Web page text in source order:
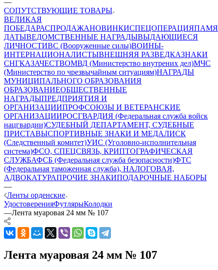
—
СОПУТСТВУЮЩИЕ ТОВАРЫ
ВЕЛИКАЯ
ПОБЕДАРАСПРОДАЖАНОВИНКИСПЕЦОПЕРАЦИЯ
ДАТЫВЕДОМСТВЕННЫЕ НАГРАДЫВЫДАЮЩИЕСЯ
ЛИЧНОСТИВС (Вооруженные силы)ВОИНЫ-
ИНТЕРНАЦИОНАЛИСТЫВНЕШНЯЯ РАЗВЕДКАЗНАКИ
СНГКАЗАЧЕСТВОМВД (Министерство внутрених дел)МЧС
(Министерство по чрезвычайным ситуациям)НАГРАДЫ
МУНИЦИПАЛЬНОГО ОБРАЗОВАНИЯ
ОБРАЗОВАНИЕОБЩЕСТВЕННЫЕ
НАГРАДЫПРЕДПРИЯТИЯ И
ОРГАНИЗАЦИИПРОФСОЮЗЫ И ВЕТЕРАНСКИЕ
ОРГАНИЗАЦИИРОСГВАРДИЯ (Федеральная служба войск
нацгвардии)СУДЕБНЫЙ ДЕПАРТАМЕНТ, СУДЕБНЫЕ
ПРИСТАВЫСПОРТИВНЫЕ ЗНАКИ И МЕДАЛИСК
(Следственный комитет)УИС (Уголовно-исполнительная
система)ФСО, СПЕЦСВЯЗЬ, КРИПТОГРАФИЧЕСКАЯ
СЛУЖБАФСБ (Федеральная служба безопасности)ФТС
(Федеральная таможенная служба), НАЛОГОВАЯ,
АДВОКАТУРАПРОЧИЕ ЗНАКИПОДАРОЧНЫЕ НАБОРЫ
—
Ленты орденские
УдостоверенияФутлярыКолодки
—Лента муаровая 24 мм № 107
Лента муаровая 24 мм № 107